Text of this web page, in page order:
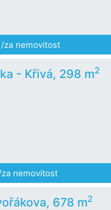
/za nemovitost
- Křivá, 298 m2
nemovitost
678 m2